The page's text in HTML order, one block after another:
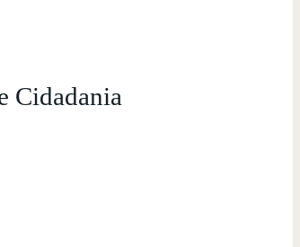
Cidadania